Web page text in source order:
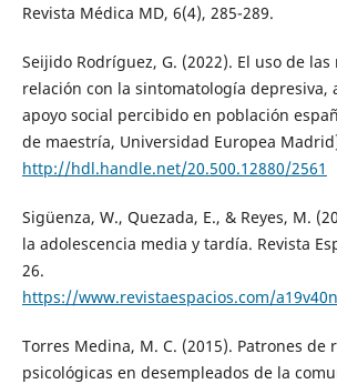
Revista Médica MD, 6(4), 285-289.
Seijido Rodríguez, G. (2022). El uso de las
relación con la sintomatología depresiva,
apoyo social percibido en población
de maestría, Universidad Europea
http://hdl.handle.net/20.500.12880/2561
Sigüenza, W., Quezada, E., & Reyes, M.
la adolescencia media y tardía. Revista
26.
https://www.revistaespacios.com/
Torres Medina, M. C. (2015). Patrones de
psicológicas en desempleados de la